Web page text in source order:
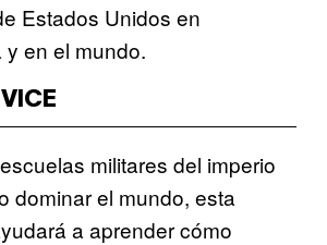
Estados Unidos en
en el mundo.
militares del imperio
dominar el mundo, esta
a aprender cómo